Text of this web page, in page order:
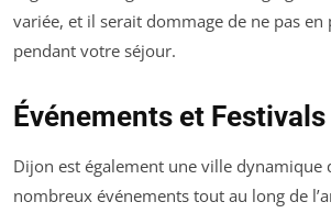
variée, et il serait dommage de ne pas
pendant votre séjour.
Événements et Festivals
Dijon est également une ville dynamique
nombreux événements tout au long de